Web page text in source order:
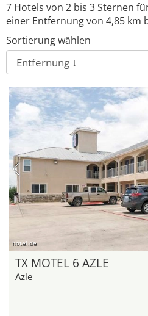
5
7 Hotels von 2 bis 3Sternen
einer Entfernung von 4,85 km
Sortierung wählen
hotel.de
TX MOTEL 6 AZLE
Azle